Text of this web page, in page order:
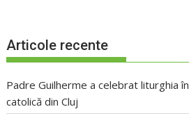
Articole recente
Padre Guilherme a celebrat liturghia
catolică din Cluj